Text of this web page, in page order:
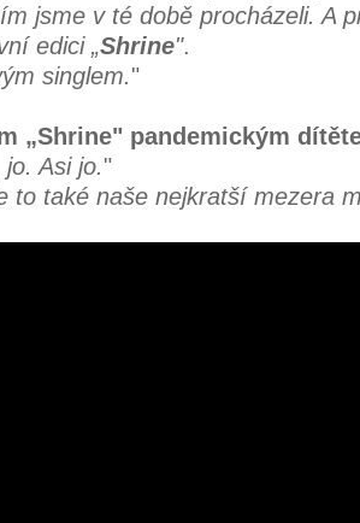
jsme v té době procházeli. A
edici „Shrine".
singlem."
„Shrine" pandemickým
Asi jo."
to také naše nejkratší mezera